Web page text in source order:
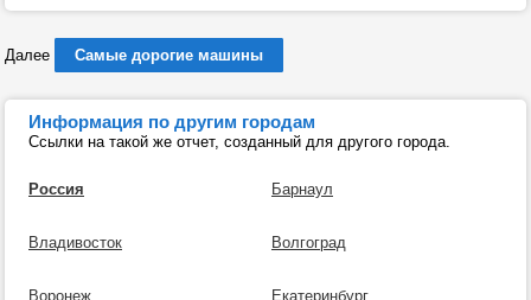
Далее Самые дорогие машины
Информация по другим городам
Ссылки на такой же отчет, созданный для другого города.
Россия Барнаул
Владивосток Волгоград
Воронеж Екатеринбург